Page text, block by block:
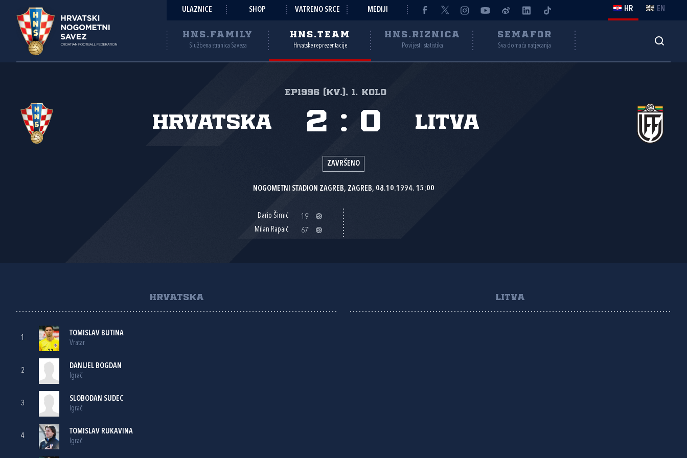
ULAZNICE SHOP VATRENO SRCE MEDIJI HR EN
HNS.FAMILY
Službena stranica Saveza
HNS.TEAM
Hrvatske reprezentacije
HNS.RIZNICA
Povijest i statistika
SEMAFOR
Sva domaća natjecanja
EP1996 (kv.), 1. kolo
Hrvatska Litva
2 : 0
ZAVRŠENO
NOGOMETNI STADION ZAGREB, ZAGREB, 08.10.1994. 15:00
Dario Šimić
19'
Milan Rapaić
67'
HRVATSKA
1
TOMISLAV BUTINA
Vratar
2
DANIJEL BOGDAN
Igrač
3
SLOBODAN SUDEC
Igrač
4
TOMISLAV RUKAVINA
Igrač
LITVA